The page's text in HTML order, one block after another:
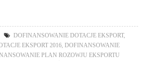
DOFINANSOWANIE DOTACJE EKSPORT,
EKSPORT 2016,DOFINANSOWANIE
PLAN ROZOWJU EKSPORTU